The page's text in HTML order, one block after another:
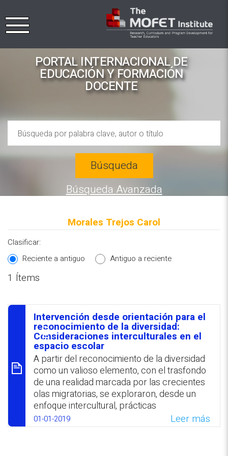
PORTAL INTERNACIONAL DE
EDUCACIÓN Y FORMACIÓN
DOCENTE
REPOSITORIO EN LÍNEA DE
CONTENIDOS ACADÉMICOS SOBRE
EDUCACIÓN Y FORMACIÓN DEL
PROFESORADO
Búsqueda
Búsqueda Avanzada
Morales Trejos Carol
Clasificar:
Reciente a antiguo
Antiguo a reciente
1 Ítems
סיכום
Intervención desde orientación para el
reconocimiento de la diversidad:
Consideraciones interculturales en el
espacio escolar
A partir del reconocimiento de la diversidad
como un valioso elemento, con el trasfondo
de una realidad marcada por las crecientes
olas migratorias, se exploraron, desde un
enfoque intercultural, prácticas
profesionales en el área de Orientación en
instituciones educativas de Costa Rica. Se
01-01-2019 Leer más